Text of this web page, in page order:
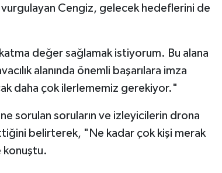
Cengiz, gelecek hedeflerini de
değer sağlamak istiyorum. Bu alana
alanında önemli başarılara imza
daha çok ilerlememiz gerekiyor."
sorulan soruların ve izleyicilerin drona
belirterek, "Ne kadar çok kişi merak
konuştu.